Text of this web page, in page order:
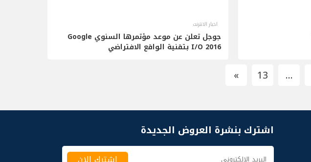
اخبار الانترنت
جوجل تعلن عن موعد مؤتمرها السنوي Google
I/O 2016 بتقنية الواقع الافتراضي
…
13
»
اشترك بنشرة العروض الجديدة